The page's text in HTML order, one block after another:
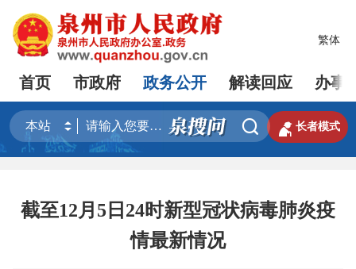
繁体
首页 市政府 政务公开 解读回应 办事
  长者模式
截至12月5日24时新型冠状病毒肺炎疫
情最新情况